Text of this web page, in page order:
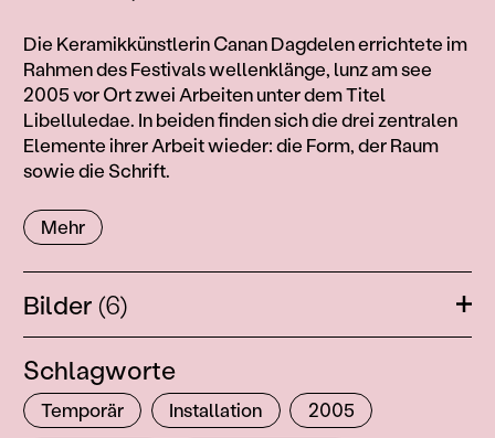
Information
Die Keramikkünstlerin Canan Dagdelen errichtete im
Rahmen des Festivals wellenklänge, lunz am see
2005 vor Ort zwei Arbeiten unter dem Titel
Libelluledae. In beiden finden sich die drei zentralen
Elemente ihrer Arbeit wieder: die Form, der Raum
sowie die Schrift.
Mehr
Bilder (6)
Schlagworte
Temporär Installation
2005